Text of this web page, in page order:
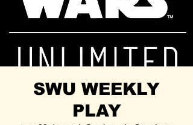
SWU WEEKLY
PLAY